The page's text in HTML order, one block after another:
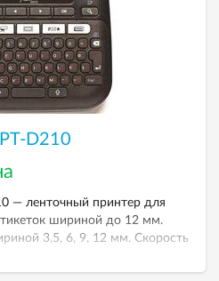
D210
— ленточный принтер для
шириной до 12 мм.
3,5, 6, 9, 12 мм. Скорость